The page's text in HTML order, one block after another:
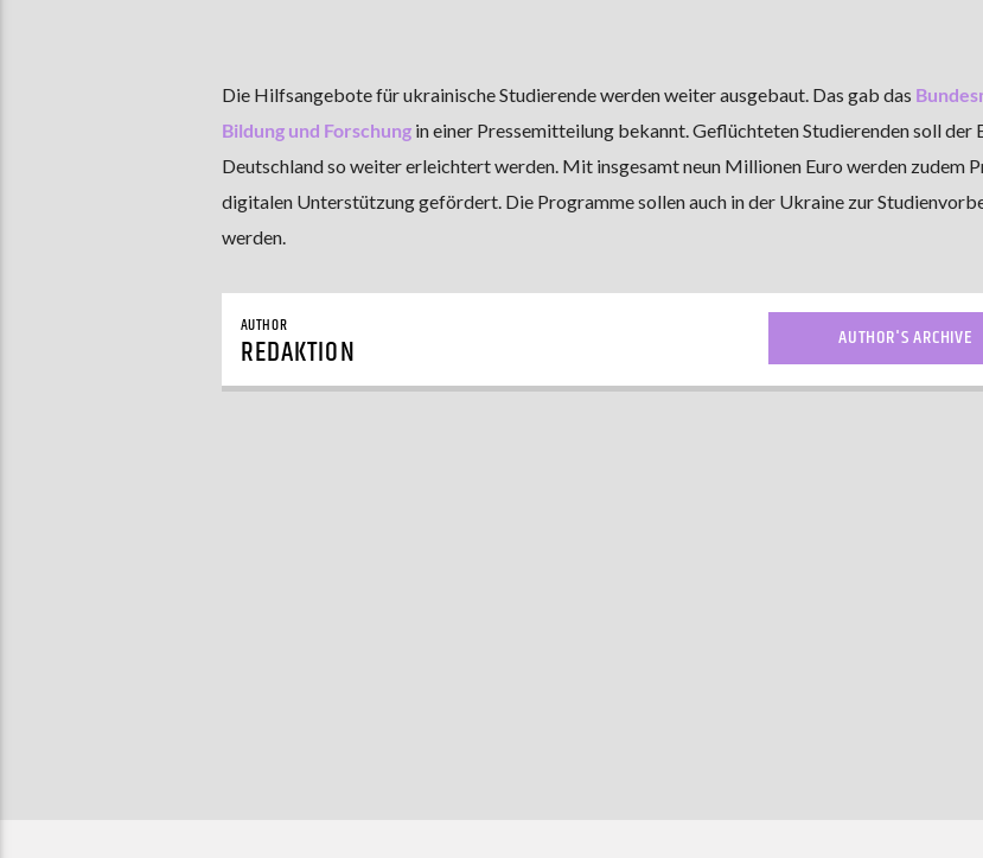
Die Hilfsangebote für ukrainische Studierende werden weiter ausgebaut. Das gab das
Bildung und Forschungin einer Pressemitteilung bekannt. Geflüchteten Studierenden soll der
Deutschland so weiter erleichtert werden. Mit insgesamt neun Millionen Euro werden zudem
digitalen Unterstützung gefördert. Die Programme sollen auch in der Ukraine zur
werden.
AUTHOR
REDAKTION AUTHOR'S ARCHIVE